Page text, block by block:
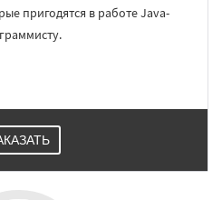
пригодятся в работе Java-